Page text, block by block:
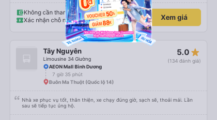
Không cần thanh toán trước
Xác nhận chỗ ngay lập tức
Xem giá
Tây Nguyên
Limousine 34 Giường
5.0 star_rate
(134 đánh giá)
AEON Mall Bình Dương
7 giờ 35 phút
Buôn Ma Thuột (Quốc lộ 14)
Nhà xe phục vụ tốt, thân thiện, xe chạy đúng giờ, sạch sẽ, thoải mái. Lần
sau sẽ tiếp tục ủng hộ.